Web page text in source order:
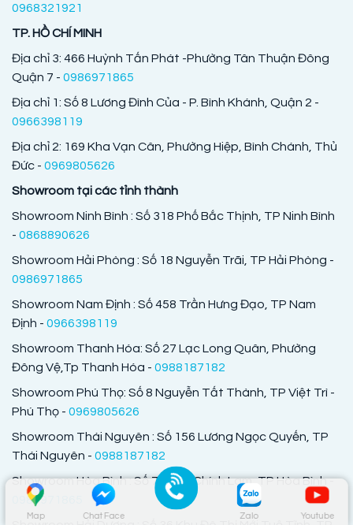
Map Chat Face Zalo Youtube
0968321921
TP. HỒ CHÍ MINH
Địa chỉ 3: 466 Huỳnh Tấn Phát -Phường Tân Thuận Đông
Quận 7 - 0986971865
Địa chỉ 1: Số 8 Lương Đình Của - P. Bình Khánh, Quận 2 -
0966398119
Địa chỉ 2: 169 Kha Vạn Cân, Phường Hiệp, Bình Chánh, Thủ
Đức - 0969805626
Showroom tại các tỉnh thành
Showroom Ninh Bình : Số 318 Phố Bắc Thịnh, TP Ninh Bình
- 0868890626
Showroom Hải Phòng : Số 18 Nguyễn Trãi, TP Hải Phòng -
0986971865
Showroom Nam Định : Số 458 Trần Hưng Đạo, TP Nam
Định - 0966398119
Showroom Thanh Hóa: Số 27 Lạc Long Quân, Phường
Đông Vệ,Tp Thanh Hóa - 0988187182
Showroom Phú Thọ: Số 8 Nguyễn Tất Thành, TP Việt Trì -
Phú Thọ - 0969805626
Showroom Thái Nguyên : Số 156 Lương Ngọc Quyến, TP
Thái Nguyên - 0988187182
Showroom Hòa Bình : Số 714 Cù Chính Lam, TP Hòa Bình -
0986971865